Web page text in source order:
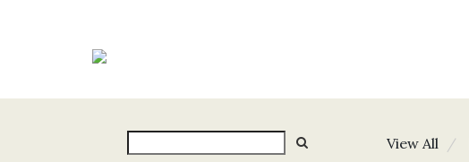
View All